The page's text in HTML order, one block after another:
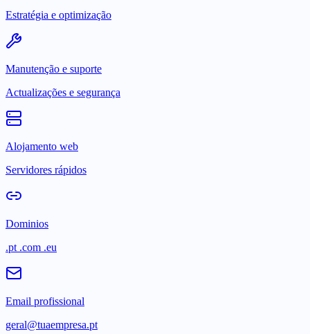
Estratégia e optimização
Manutenção e suporte
Actualizações e segurança
Alojamento web
Servidores rápidos
Dominios
.pt .com .eu
Email profissional
geral@tuaempresa.pt